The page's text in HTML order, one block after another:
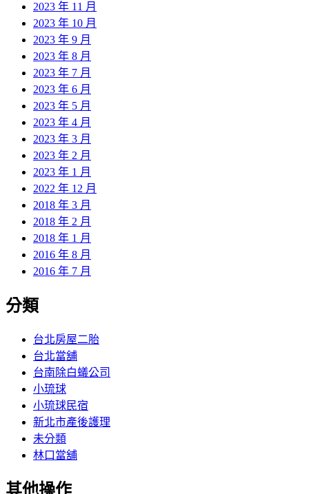
2023 年 11 月
2023 年 10 月
2023 年 9 月
2023 年 8 月
2023 年 7 月
2023 年 6 月
2023 年 5 月
2023 年 4 月
2023 年 3 月
2023 年 2 月
2023 年 1 月
2022 年 12 月
2018 年 3 月
2018 年 2 月
2018 年 1 月
2016 年 8 月
2016 年 7 月
分類
台北房屋二胎
台北當舖
台南除白蟻公司
小琉球
小琉球民宿
新北市產後護理
未分類
林口當舖
其他操作